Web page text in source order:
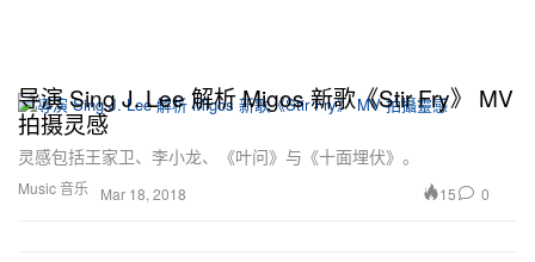
Music 音乐
导演 Sing J. Lee 解析 Migos 新歌《Stir Fry》 MV
拍摄灵感
灵感包括王家卫、李小龙、《叶问》与《十面埋伏》。
Mar 18, 2018 15 0